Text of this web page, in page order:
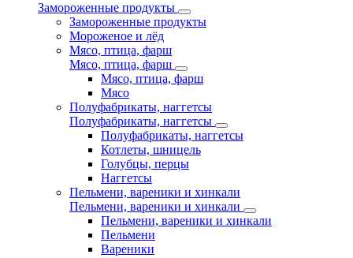
Замороженные продукты
Замороженные продукты
Мороженое и лёд
Мясо, птица, фарш
Мясо, птица, фарш
Мясо, птица, фарш
Мясо
Полуфабрикаты, наггетсы
Полуфабрикаты, наггетсы
Полуфабрикаты, наггетсы
Котлеты, шницель
Голубцы, перцы
Наггетсы
Пельмени, вареники и хинкали
Пельмени, вареники и хинкали
Пельмени, вареники и хинкали
Пельмени
Вареники